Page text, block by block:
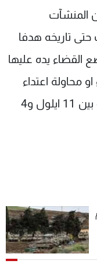
المنشآت
حتى تاريخه هدفا
وضع القضاء يده عليها
من نصف 54 اعتداء او محاولة اعتداء
جهادية احصيت على الارض الوطنية بين 11 ايلول و4